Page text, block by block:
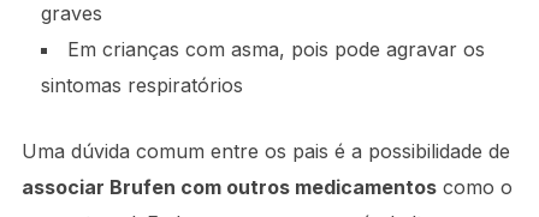
graves
Em crianças com asma, pois pode agravar os
sintomas respiratórios
Uma dúvida comum entre os pais é a possibilidade de
associar Brufen com outros medicamentoscomo o